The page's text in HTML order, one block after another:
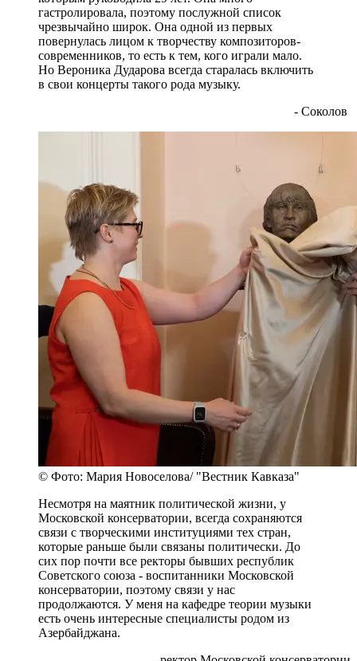
© Фото: Мария Новоселова/ "Вестник Кавказа"
Один из астероидов в космосе носит ее имя, но
главное, конечно, не только во внешних знаках
внимания, а в том, что она возглавила оркестр,
которым руководила 29 лет. Она много
гастролировала, поэтому послужной список
чрезвычайно широк. Она одной из первых
повернулась лицом к творчеству композиторов-
современников, то есть к тем, кого играли мало.
Но Вероника Дударова всегда старалась включить
в свои концерты такого рода музыку.
- Соколов